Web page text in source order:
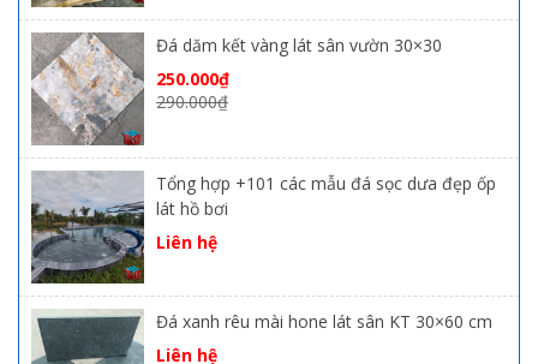
Đá dăm kết vàng lát sân vườn 30×30
250.000₫
290.000₫
Tổng hợp +101 các mẫu đá sọc dưa đẹp ốp
lát hồ bơi
Liên hệ
Đá xanh rêu mài hone lát sân KT 30×60 cm
Liên hệ